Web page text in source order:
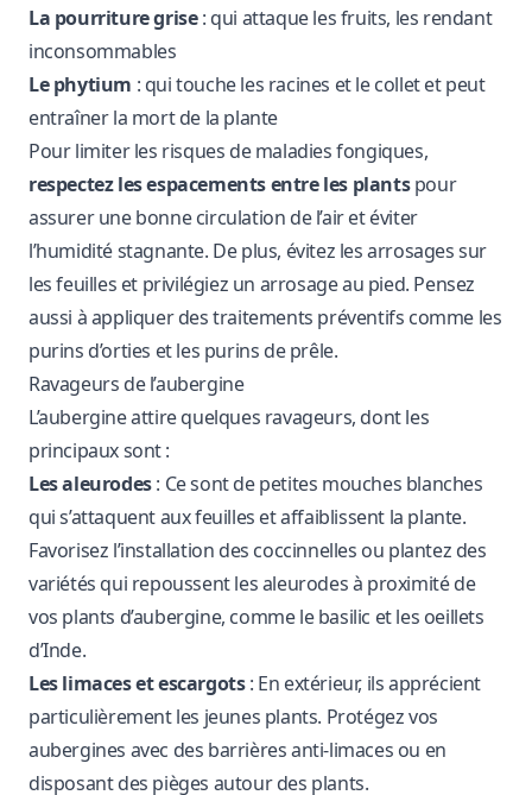
La pourriture grise: qui attaque les fruits, les rendant
inconsommables
Le phytium : qui touche les racines et le collet et peut
entraîner la mort de la plante
Pour limiter les risques de maladies fongiques,
respectez les espacements entre les plantspour
assurer une bonne circulation de l’air et éviter
l’humidité stagnante. De plus, évitez les arrosages sur
les feuilles et privilégiez un arrosage au pied. Pensez
aussi à appliquer des traitements préventifs comme les
purins d’orties et les purins de prêle.
Ravageurs de l’aubergine
L’aubergine attire quelques ravageurs, dont les
principaux sont :
Les aleurodes: Ce sont de petites mouches blanches
qui s’attaquent aux feuilles et affaiblissent la plante.
Favorisez l’installation des coccinnelles ou plantez des
variétés qui repoussent les aleurodes à proximité de
vos plants d’aubergine, comme le basilic et les oeillets
d’Inde.
Les limaces et escargots: En extérieur, ils apprécient
particulièrement les jeunes plants. Protégez vos
aubergines avec des barrières anti-limaces ou en
disposant des pièges autour des plants.